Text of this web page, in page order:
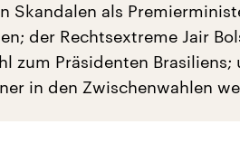
Skandalen als
der Rechtsextreme Jair
zum Präsidenten
in den Zwischenwahlen